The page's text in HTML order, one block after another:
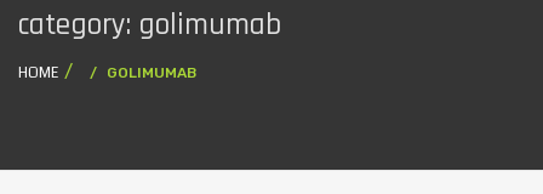
category: golimumab
HOME GOLIMUMAB